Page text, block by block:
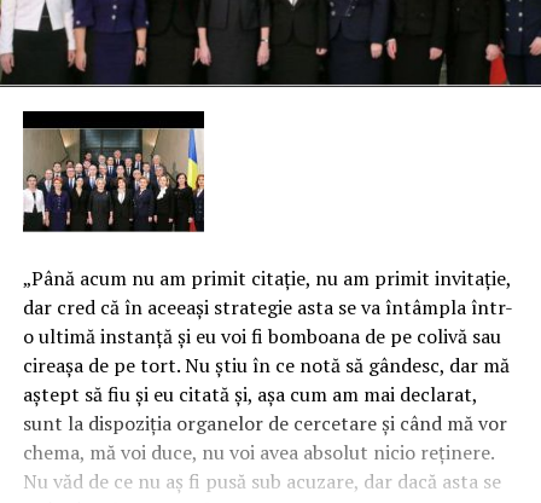
„Până acum nu am primit citaţie, nu am primit invitaţie,
dar cred că în aceeaşi strategie asta se va întâmpla într-
o ultimă instanţă şi eu voi fi bomboana de pe colivă sau
cireaşa de pe tort. Nu ştiu în ce notă să gândesc, dar mă
aştept să fiu şi eu citată şi, aşa cum am mai declarat,
sunt la dispoziţia organelor de cercetare şi când mă vor
chema, mă voi duce, nu voi avea absolut nicio reţinere.
Nu văd de ce nu aş fi pusă sub acuzare, dar dacă asta se